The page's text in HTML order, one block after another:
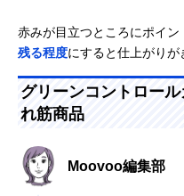
赤みが目立つところにポイン
残る程度にすると仕上がりが
グリーンコントロー
れ筋商品
Moovoo編集部